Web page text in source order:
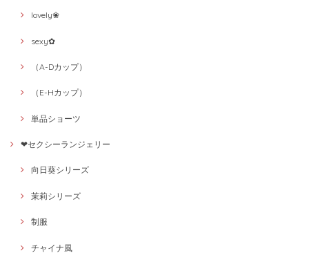
lovely❀
sexy✿
（A-Dカップ）
（E-Hカップ）
単品ショーツ
❤セクシーランジェリー
向日葵シリーズ
茉莉シリーズ
制服
チャイナ風